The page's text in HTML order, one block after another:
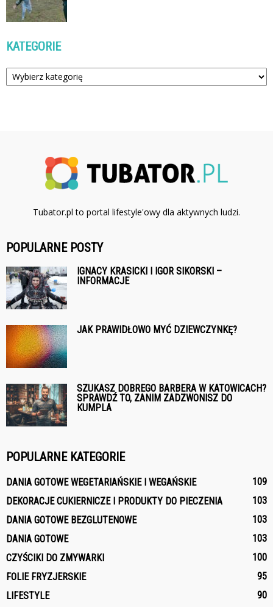
KATEGORIE
Kategorie
Tubator.pl to portal lifestyle'owy dla aktywnych ludzi.
POPULARNE POSTY
IGNACY KRASICKI I IGOR SIKORSKI –
INFORMACJE
JAK PRAWIDŁOWO MYĆ DZIEWCZYNKĘ?
SZUKASZ DOBREGO BARBERA W KATOWICACH?
SPRAWDŹ TO, ZANIM ZADZWONISZ DO
KUMPLA
POPULARNE KATEGORIE
DANIA GOTOWE WEGETARIAŃSKIE I WEGAŃSKIE
109
DEKORACJE CUKIERNICZE I PRODUKTY DO PIECZENIA
103
DANIA GOTOWE BEZGLUTENOWE
103
DANIA GOTOWE
103
CZYŚCIKI DO ZMYWARKI
100
FOLIE FRYZJERSKIE
95
LIFESTYLE
90